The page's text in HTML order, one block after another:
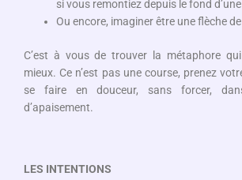
si vous remontiez depuis le fond
Ou encore, imaginer être une flèche
C’est à vous de trouver la métaphore
mieux. Ce n’est pas une course, prenez
se faire en douceur, sans forcer,
d’apaisement.
LES INTENTIONS